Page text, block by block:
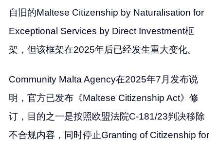
自旧的Maltese Citizenship by Naturalisation for
Exceptional Services by Direct Investment框
架，但该框架在2025年后已经发生重大变化。
Community Malta Agency在2025年7月发布说
明，官方已发布《Maltese Citizenship Act》修
订，目的之一是按照欧盟法院C-181/23判决移除
不合规内容，同时停止Granting of Citizenship for